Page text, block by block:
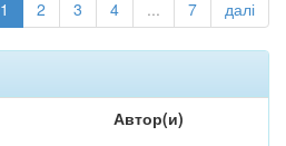
1 2 3 4 ... 7 далі
Автор(и)